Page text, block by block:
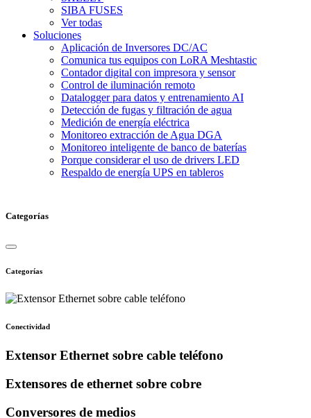
SIBA FUSES
Ver todas
Soluciones
Aplicación de Inversores DC/AC
Comunica tus equipos con LoRA Meshtastic
Contador digital con impresora y sensor
Control de iluminación remoto
Datalogger para datos y entrenamiento AI
Detección de fugas y filtración de agua
Medición de energía eléctrica
Monitoreo extracción de Agua DGA
Monitoreo inteligente de banco de baterías
Porque considerar el uso de drivers LED
Respaldo de energía UPS en tableros
Categorías
Categorías
Conectividad
Extensor Ethernet sobre cable teléfono
Extensores de ethernet sobre cobre
Conversores de medios